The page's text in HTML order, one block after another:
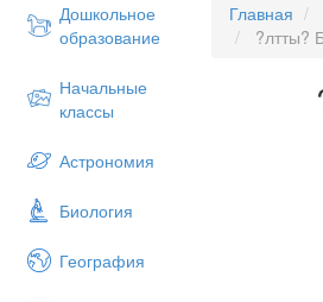
Дошкольное
образование
Начальные
классы
Астрономия
Биология
География
Главная
?лтты?